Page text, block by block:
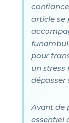
article se
pour
un stress
dépasser
Avant de
essentiel